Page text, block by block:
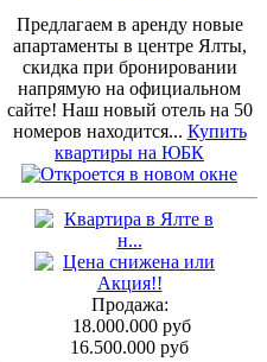
Предлагаем в аренду новые
апартаменты в центре Ялты,
скидка при бронировании
напрямую на официальном
сайте! Наш новый отель на 50
номеров находится... Купить
квартиры на ЮБК
Продажа:
18.000.000 руб
16.500.000 руб